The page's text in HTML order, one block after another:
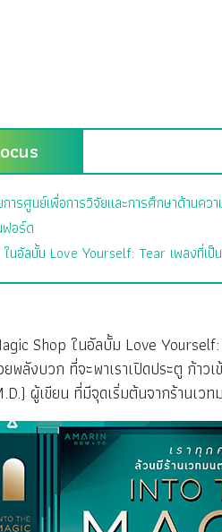
ศูนย์เพื่อการวิจัยและการศึกษาด้านคว
ฟอร์ด
ลบั้ม Love Yourself: Tear เพลงที่เป็
Shop ในอัลบั้ม Love
งบวก ที่จะพาเราเปิดประตู ก้าว
ผู้เขียน ที่มีจุดเริ่มต้นจากร้านเว